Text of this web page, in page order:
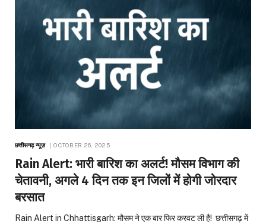
छत्तीसगढ़ न्यूज़ OCTOBER 26, 2025
Rain Alert: भारी बारिश का अलर्ट! मौसम विभाग की
चेतावनी, अगले 4 दिन तक इन जिलों में होगी जोरदार
बरसात
Rain Alert in Chhattisgarh: मौसम ने एक बार फिर करवट ली है! छत्तीसगढ़ में